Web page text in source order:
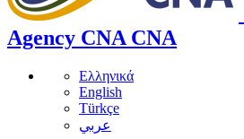
Agency CNA CNA
Ελληνικά
English
Türkçe
عربي